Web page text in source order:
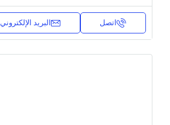
اتصل البريد الإلكتروني